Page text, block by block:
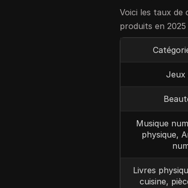
Voici les taux de
produits en 2025
Jeux
Musique
physique,
Livres
cuisine,